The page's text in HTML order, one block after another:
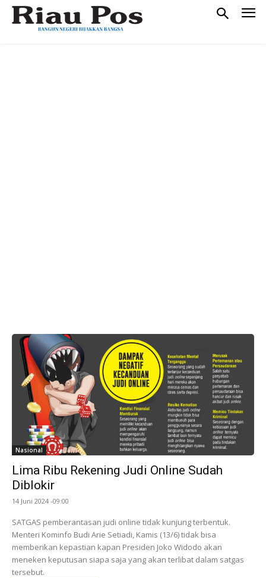
Nasional
Lima Ribu Rekening Judi Online Sudah
Diblokir
14 Juni 2024 -09:00
SATGAS pemberantasan judi online tidak kunjung terbentuk.
Menteri Kominfo Budi Arie Setiadi, Kamis (13/6) tidak bisa
memberikan kepastian kapan Presiden Joko Widodo akan
meneken keputusan siapa saja yang akan terlibat dalam satgas
tersebut.